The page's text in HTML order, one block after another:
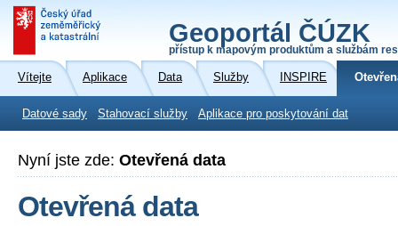
Geoportál ČÚZK
přístup k mapovým produktům a službám
Vítejte Aplikace Data Služby INSPIRE
Datové sady Stahovací služby Aplikace pro poskytování dat
Nyní jste zde: Otevřená data
Otevřená data